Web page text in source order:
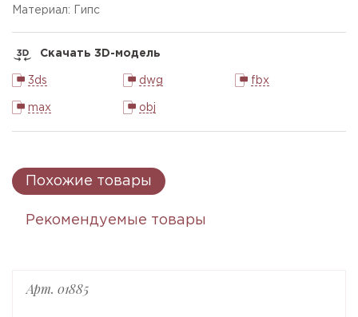
Материал: Гипс
Скачать 3D-модель
3ds dwg fbx
max obj
Похожие товары
Рекомендуемые товары
Арт. 01885